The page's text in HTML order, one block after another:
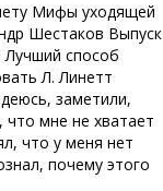
Мифы уходящей
Шестаков Выпуск
Лучший способ
Л. Линетт
заметили,
мне не хватает
что у меня нет
почему этого